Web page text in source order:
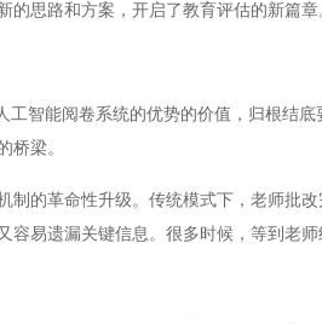
思路和方案，开启了教育评估的新篇章
能阅卷系统的优势的价值，归根结底
桥梁。
的革命性升级。传统模式下，老师批改
易遗漏关键信息。很多时候，等到老